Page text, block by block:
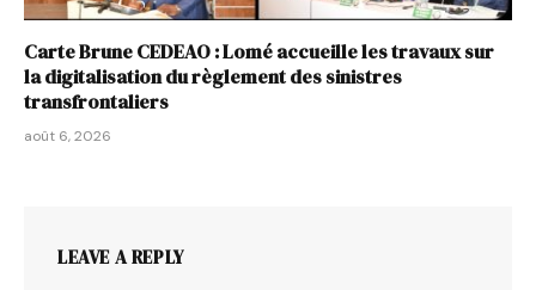
Carte Brune CEDEAO : Lomé accueille les travaux sur
la digitalisation du règlement des sinistres
transfrontaliers
août 6, 2026
LEAVE A REPLY